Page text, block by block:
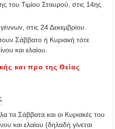
του Τιμίου Σταυρού, στις 14ης
στις 24 Δεκεμβρίου.
Σάββατο ή Κυριακή τότε
και ελαίου.
και προ της Θείας
τα Σάββατα και οι Κυριακές του
και ελαίου (δηλαδή γίνεται